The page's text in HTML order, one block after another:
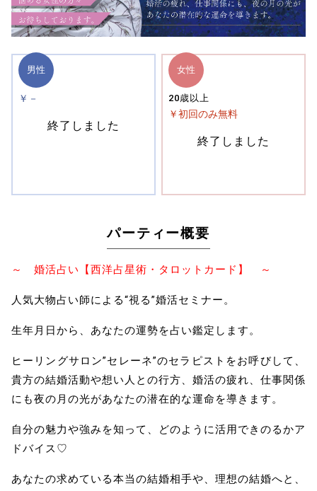
男性
￥－
終了しました
女性
20歳以上
￥初回のみ無料
終了しました
パーティー概要
～ 婚活占い【西洋占星術・タロットカード】 ～
人気大物占い師による“視る”婚活セミナー。
生年月日から、あなたの運勢を占い鑑定します。
ヒーリングサロン”セレーネ”のセラピストをお呼びして、
貴方の結婚活動や想い人との行方、婚活の疲れ、仕事関係
にも夜の月の光があなたの潜在的な運命を導きます。
自分の魅力や強みを知って、どのように活用できのるかア
ドバイス♡
あなたの求めている本当の結婚相手や、理想の結婚へと、